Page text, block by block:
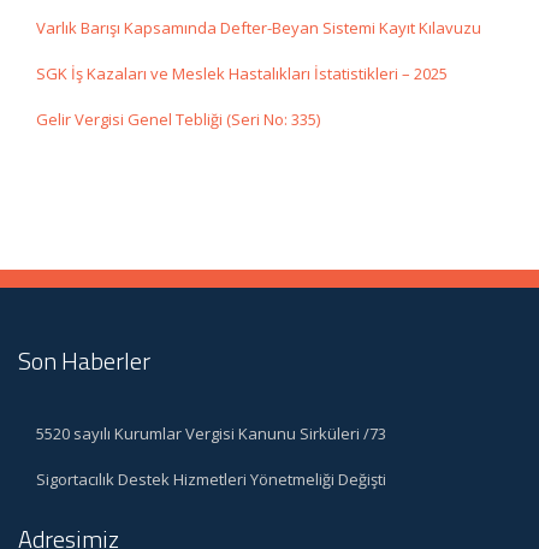
Varlık Barışı Kapsamında Defter-Beyan Sistemi Kayıt Kılavuzu
SGK İş Kazaları ve Meslek Hastalıkları İstatistikleri – 2025
Gelir Vergisi Genel Tebliği (Seri No: 335)
Son Haberler
5520 sayılı Kurumlar Vergisi Kanunu Sirküleri /73
Sigortacılık Destek Hizmetleri Yönetmeliği Değişti
Adresimiz